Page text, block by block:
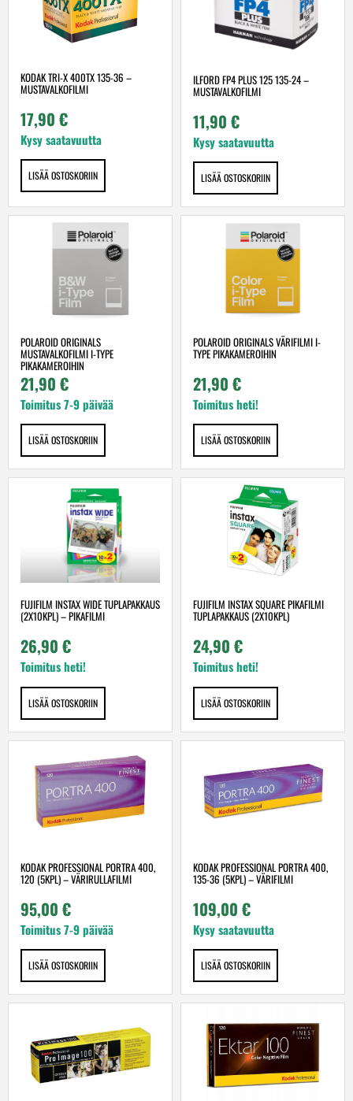
KODAK TRI-X 400TX 135-36 –
MUSTAVALKOFILMI
17,90 €
Kysy saatavuutta
LISÄÄ OSTOSKORIIN
ILFORD FP4 PLUS 125 135-24 –
MUSTAVALKOFILMI
11,90 €
Kysy saatavuutta
LISÄÄ OSTOSKORIIN
POLAROID ORIGINALS
MUSTAVALKOFILMI I-TYPE
PIKAKAMEROIHIN
21,90 €
Toimitus 7-9 päivää
LISÄÄ OSTOSKORIIN
POLAROID ORIGINALS VÄRIFILMI I-
TYPE PIKAKAMEROIHIN
21,90 €
Toimitus heti!
LISÄÄ OSTOSKORIIN
FUJIFILM INSTAX WIDE TUPLAPAKKAUS
(2X10KPL) – PIKAFILMI
26,90 €
Toimitus heti!
LISÄÄ OSTOSKORIIN
FUJIFILM INSTAX SQUARE PIKAFILMI
TUPLAPAKKAUS (2X10KPL)
24,90 €
Toimitus heti!
LISÄÄ OSTOSKORIIN
KODAK PROFESSIONAL PORTRA 400,
120 (5KPL) – VÄRIRULLAFILMI
95,00 €
Toimitus 7-9 päivää
LISÄÄ OSTOSKORIIN
KODAK PROFESSIONAL PORTRA 400,
135-36 (5KPL) – VÄRIFILMI
109,00 €
Kysy saatavuutta
LISÄÄ OSTOSKORIIN